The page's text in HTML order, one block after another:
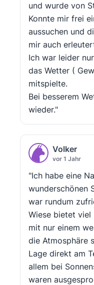
und wurde von
Konnte mir frei
aussuchen und
mir auch
Ich war leider
das Wetter (
mitspielte.
Bei besserem
wieder."
Volker
vor 1 Jahr
"Ich habe eine
wunderschönen
war rundum
Wiese bietet viel
mit nur einem
die Atmosphäre
Lage direkt am
allem bei
waren